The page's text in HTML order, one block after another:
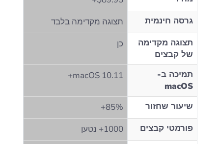
גרסה חינמית
תצוגה מקדימה בלבד
תצוגה מקדימה
של קבצים
כן
תמיכה ב-
macOS
macOS 10.11+
שיעור שחזור
85%+
פורמטי קבצים
1000+ נטען